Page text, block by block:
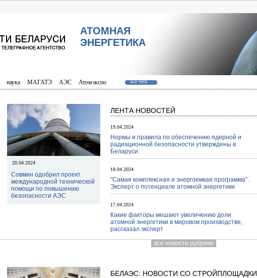
АТОМНАЯ
ЭНЕРГЕТИКА
наука МАГАТЭ АЭС Атомэкспо все теги
20.04.2024
Совмин одобрил проект
международной технической
помощи по повышению
безопасности АЭС
ЛЕНТА НОВОСТЕЙ
19.04.2024
Нормы и правила по обеспечению ядерной и
радиационной безопасности утверждены в
Беларуси
18.04.2024
"Самая комплексная и энергоемкая программа".
Эксперт о потенциале атомной энергетики
17.04.2024
Какие факторы мешают увеличению доли
атомной энергетики в мировом производстве,
рассказал эксперт
все новости рубрики
БЕЛАЭС: НОВОСТИ СО СТРОЙПЛОЩАДКИ